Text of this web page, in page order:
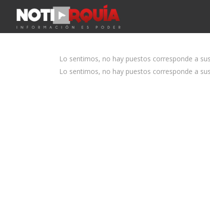
Lo sentimos, no hay puestos corresponde a
Lo sentimos, no hay puestos corresponde a